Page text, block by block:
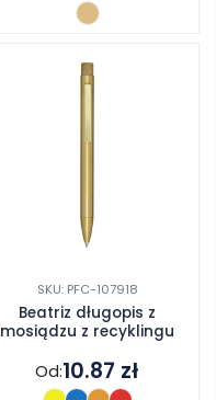
SKU: PFC-107918
Beatriz długopis z
mosiądzu z recyklingu
Od:10.87 zł